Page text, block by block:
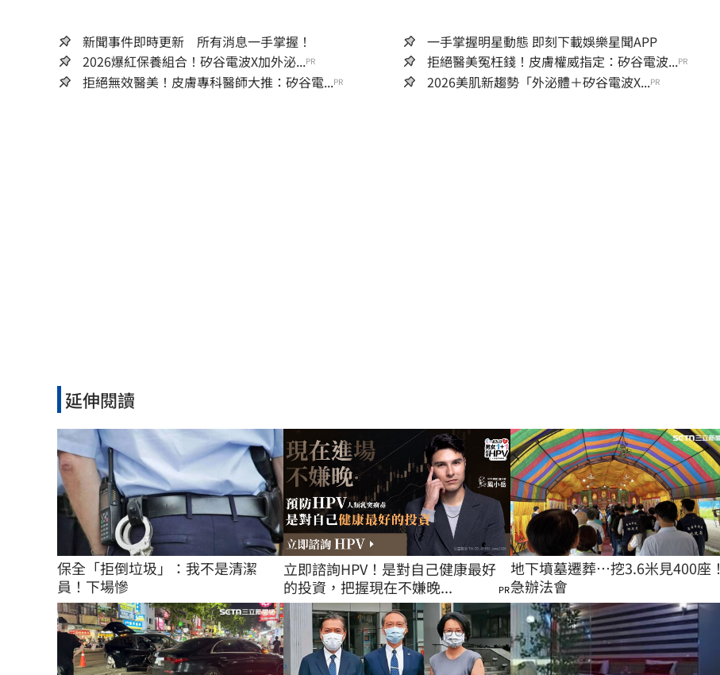
新聞事件即時更新 所有消息一手掌握！
一手掌握明星動態 即刻下載娛樂星聞APP
2026爆紅保養組合！矽谷電波X加外泌...PR 拒絕醫美冤枉錢！皮膚權威指定：矽谷電波...PR
拒絕無效醫美！皮膚專科醫師大推：矽谷電...PR 2026美肌新趨勢「外泌體＋矽谷電波X...PR
延伸閱讀
保全「拒倒垃圾」：我不是清潔
員！下場慘
立即諮詢HPV！是對自己健康最好
的投資，把握現在不嫌晚...
PR
地下墳墓遷葬…挖3.6米見400座！
急辦法會